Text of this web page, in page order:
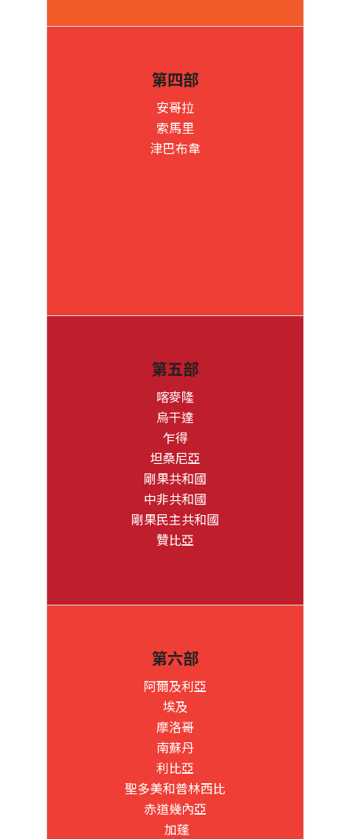
第四部
安哥拉
索馬里
津巴布韋
第五部
喀麥隆
烏干達
乍得
坦桑尼亞
剛果共和國
中非共和國
剛果民主共和國
贊比亞
第六部
阿爾及利亞
埃及
摩洛哥
南蘇丹
利比亞
聖多美和普林西比
赤道幾內亞
加蓬